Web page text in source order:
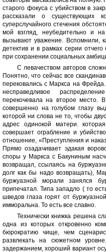
старого фокуса с убийством в
рассказали о существующих
суперслучайного стечения
мой взгляд, неубедительно и
вызывают уважение. Вспомнили,
детектив и в рамках серии
при сохранении социальных
С левачеством авторов
Понятно, что сейчас все
перековались с Маркса на
несправедливое
перекочевала на второе место.
совершенно на голубом глазу
которой ни слова не то, чтобы
адрес одинокой матери.
совершает ограбление и
отношение, «Преступления и
Прямо озадачивает эдакая
споры у Маркса с Бакуниным
возвращал, ссылаясь на
долг как бы надо возвращать),
буржуазной морали занялся
припечатал. Типа западло ( то
шведов глаза горят от
имморальна. То есть все славно.
Технически книжка решена
одна из которых откровенно
бюрократию чище, чем
развлекать на сюжетном
задержанием, хороший вариант